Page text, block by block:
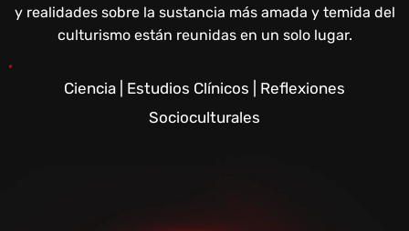
y realidades sobre la sustancia más amada y temida del
culturismo están reunidas en un solo lugar.
Ciencia | Estudios Clínicos | Reflexiones
Socioculturales